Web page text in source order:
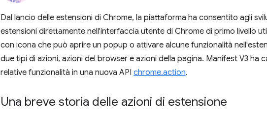
Dal lancio delle estensioni di Chrome, la piattaforma ha consentito agli
estensioni direttamente nell'interfaccia utente di Chrome di primo livello
con icona che può aprire un popup o attivare alcune funzionalità
due tipi di azioni, azioni del browser e azioni della pagina. Manifest V3
relative funzionalità in una nuova API chrome.action.
Una breve storia delle azioni di estensione